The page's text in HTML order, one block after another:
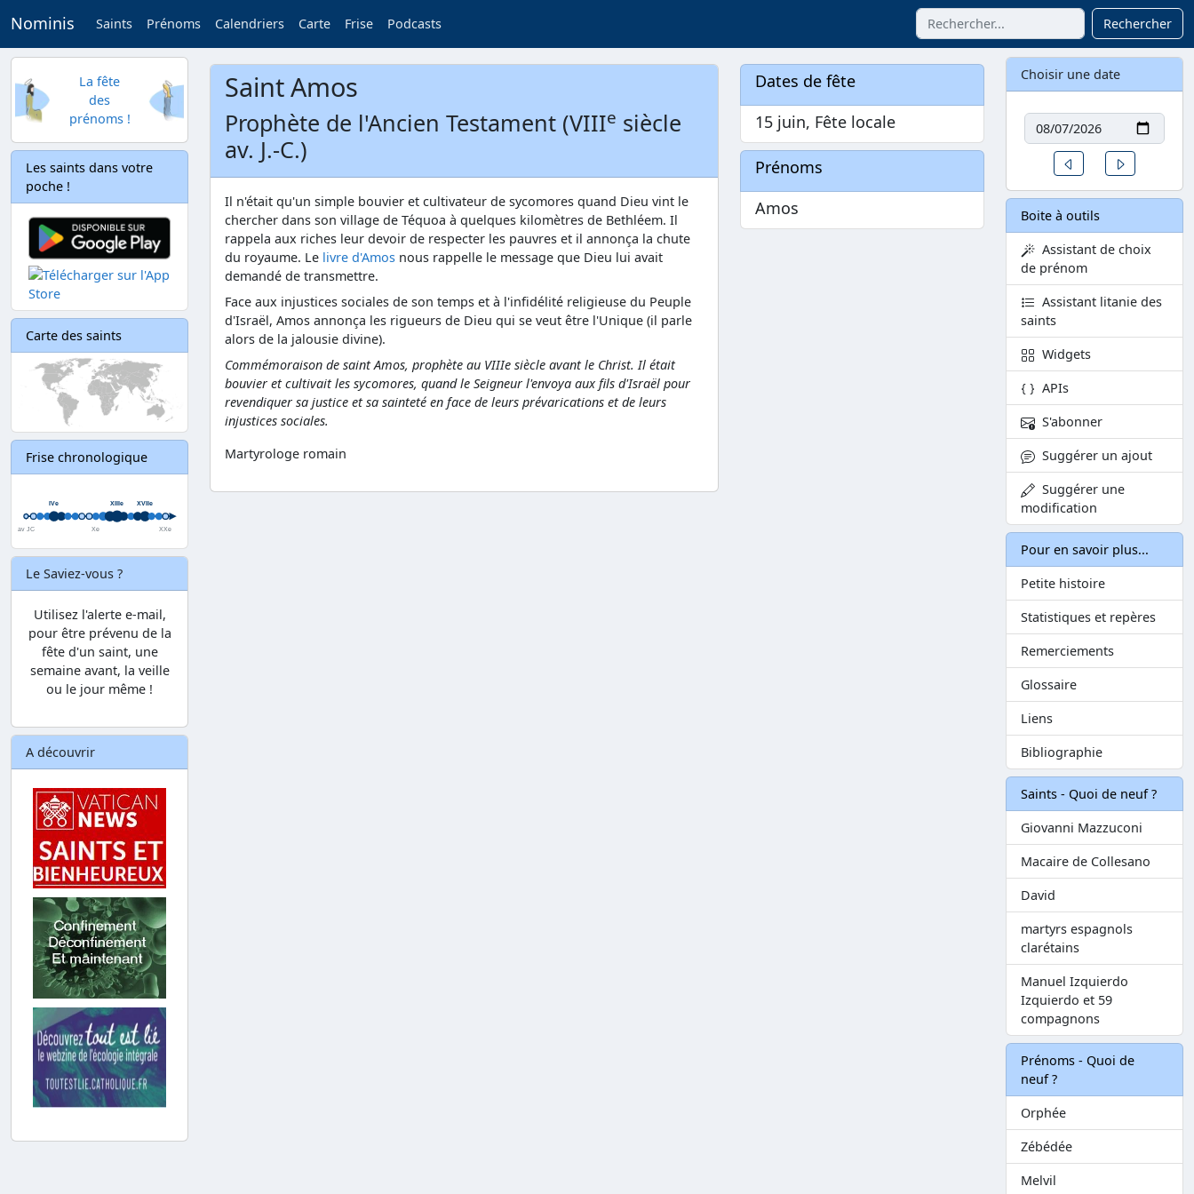
Nominis Saints Prénoms Calendriers Carte Frise Podcasts Rechercher
La fête
des
prénoms !
Les saints dans votre
poche !
Carte des saints
Frise chronologique
Le Saviez-vous ?
Utilisez l'alerte e-mail,
pour être prévenu de la
fête d'un saint, une
semaine avant, la veille
ou le jour même !
A découvrir
Saint Amos
Prophète de l'Ancien Testament (VIIIe siècle
av. J.-C.)
Il n'était qu'un simple bouvier et cultivateur de sycomores quand Dieu vint le
chercher dans son village de Téquoa à quelques kilomètres de Bethléem. Il
rappela aux riches leur devoir de respecter les pauvres et il annonça la chute
du royaume. Le livre d'Amos nous rappelle le message que Dieu lui avait
demandé de transmettre.
Face aux injustices sociales de son temps et à l'infidélité religieuse du Peuple
d'Israël, Amos annonça les rigueurs de Dieu qui se veut être l'Unique (il parle
alors de la jalousie divine).
Commémoraison de saint Amos, prophète au VIIIe siècle avant le Christ. Il était
bouvier et cultivait les sycomores, quand le Seigneur l'envoya aux fils d'Israël pour
revendiquer sa justice et sa sainteté en face de leurs prévarications et de leurs
injustices sociales.
Martyrologe romain
Dates de fête
15 juin, Fête locale
Prénoms
Amos
Choisir une date
Date
Un jour avant
Boite à outils
Assistant de choix
de prénom
Assistant litanie des
saints
Widgets
APIs
S'abonner
Suggérer un ajout
Suggérer une
modification
Pour en savoir plus...
Petite histoire
Statistiques et repères
Remerciements
Glossaire
Liens
Bibliographie
Saints - Quoi de neuf ?
Giovanni Mazzuconi
Macaire de Collesano
David
martyrs espagnols
clarétains
Manuel Izquierdo
Izquierdo et 59
compagnons
Prénoms - Quoi de
neuf ?
Orphée
Zébédée
Melvil